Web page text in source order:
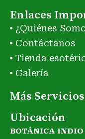
Enlaces
¿Quiénes
Contáctanos
Tienda
Galería
Más Servicios
Ubicación
BOTÁNICA